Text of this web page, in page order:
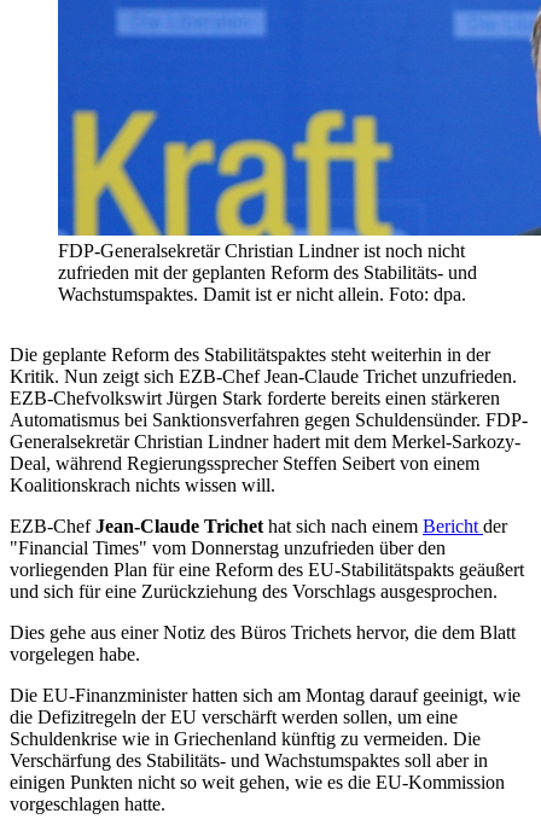
FDP-Generalsekretär Christian Lindner ist noch nicht
zufrieden mit der geplanten Reform des Stabilitäts- und
Wachstumspaktes. Damit ist er nicht allein. Foto: dpa.
Die geplante Reform des Stabilitätspaktes steht weiterhin in der
Kritik. Nun zeigt sich EZB-Chef Jean-Claude Trichet unzufrieden.
EZB-Chefvolkswirt Jürgen Stark forderte bereits einen stärkeren
Automatismus bei Sanktionsverfahren gegen Schuldensünder. FDP-
Generalsekretär Christian Lindner hadert mit dem Merkel-Sarkozy-
Deal, während Regierungssprecher Steffen Seibert von einem
Koalitionskrach nichts wissen will.
EZB-ChefJean-Claude Trichet hat sich nach einem Bericht der
"Financial Times" vom Donnerstag unzufrieden über den
vorliegenden Plan für eine Reform des EU-Stabilitätspakts geäußert
und sich für eine Zurückziehung des Vorschlags ausgesprochen.
Dies gehe aus einer Notiz des Büros Trichets hervor, die dem Blatt
vorgelegen habe.
Die EU-Finanzminister hatten sich am Montag darauf geeinigt, wie
die Defizitregeln der EU verschärft werden sollen, um eine
Schuldenkrise wie in Griechenland künftig zu vermeiden. Die
Verschärfung des Stabilitäts- und Wachstumspaktes soll aber in
einigen Punkten nicht so weit gehen, wie es die EU-Kommission
vorgeschlagen hatte.